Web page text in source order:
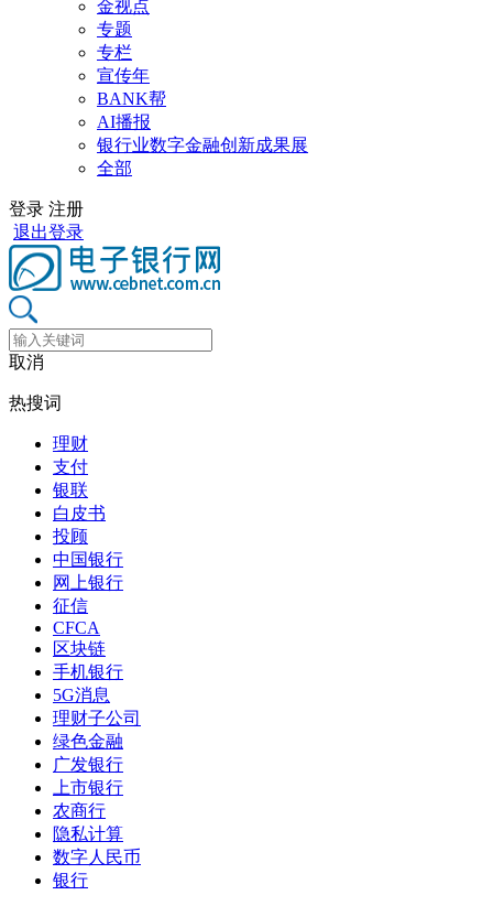
金视点
专题
专栏
宣传年
BANK帮
AI播报
银行业数字金融创新成果展
全部
登录 注册
退出登录
取消
热搜词
理财
支付
银联
白皮书
投顾
中国银行
网上银行
征信
CFCA
区块链
手机银行
5G消息
理财子公司
绿色金融
广发银行
上市银行
农商行
隐私计算
数字人民币
银行